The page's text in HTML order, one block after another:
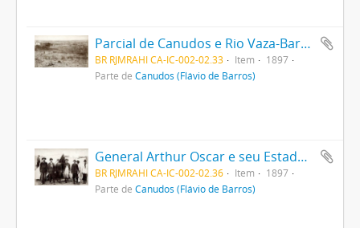
Parcial de Canudos e Rio Vaza-Barris, ao Nascente
BR RJMRAHI CA-IC-002-02.33 Item
1897
Parte de Canudos (Flávio de Barros)
General Arthur Oscar e seu Estado Maior
BR RJMRAHI CA-IC-002-02.36 Item
1897
Parte de Canudos (Flávio de Barros)